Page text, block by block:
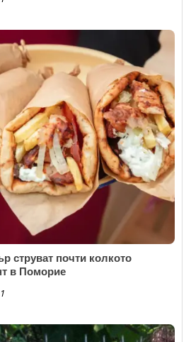
струват почти колкото
в Поморие
1